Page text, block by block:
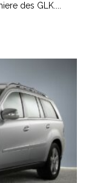
des GLK....